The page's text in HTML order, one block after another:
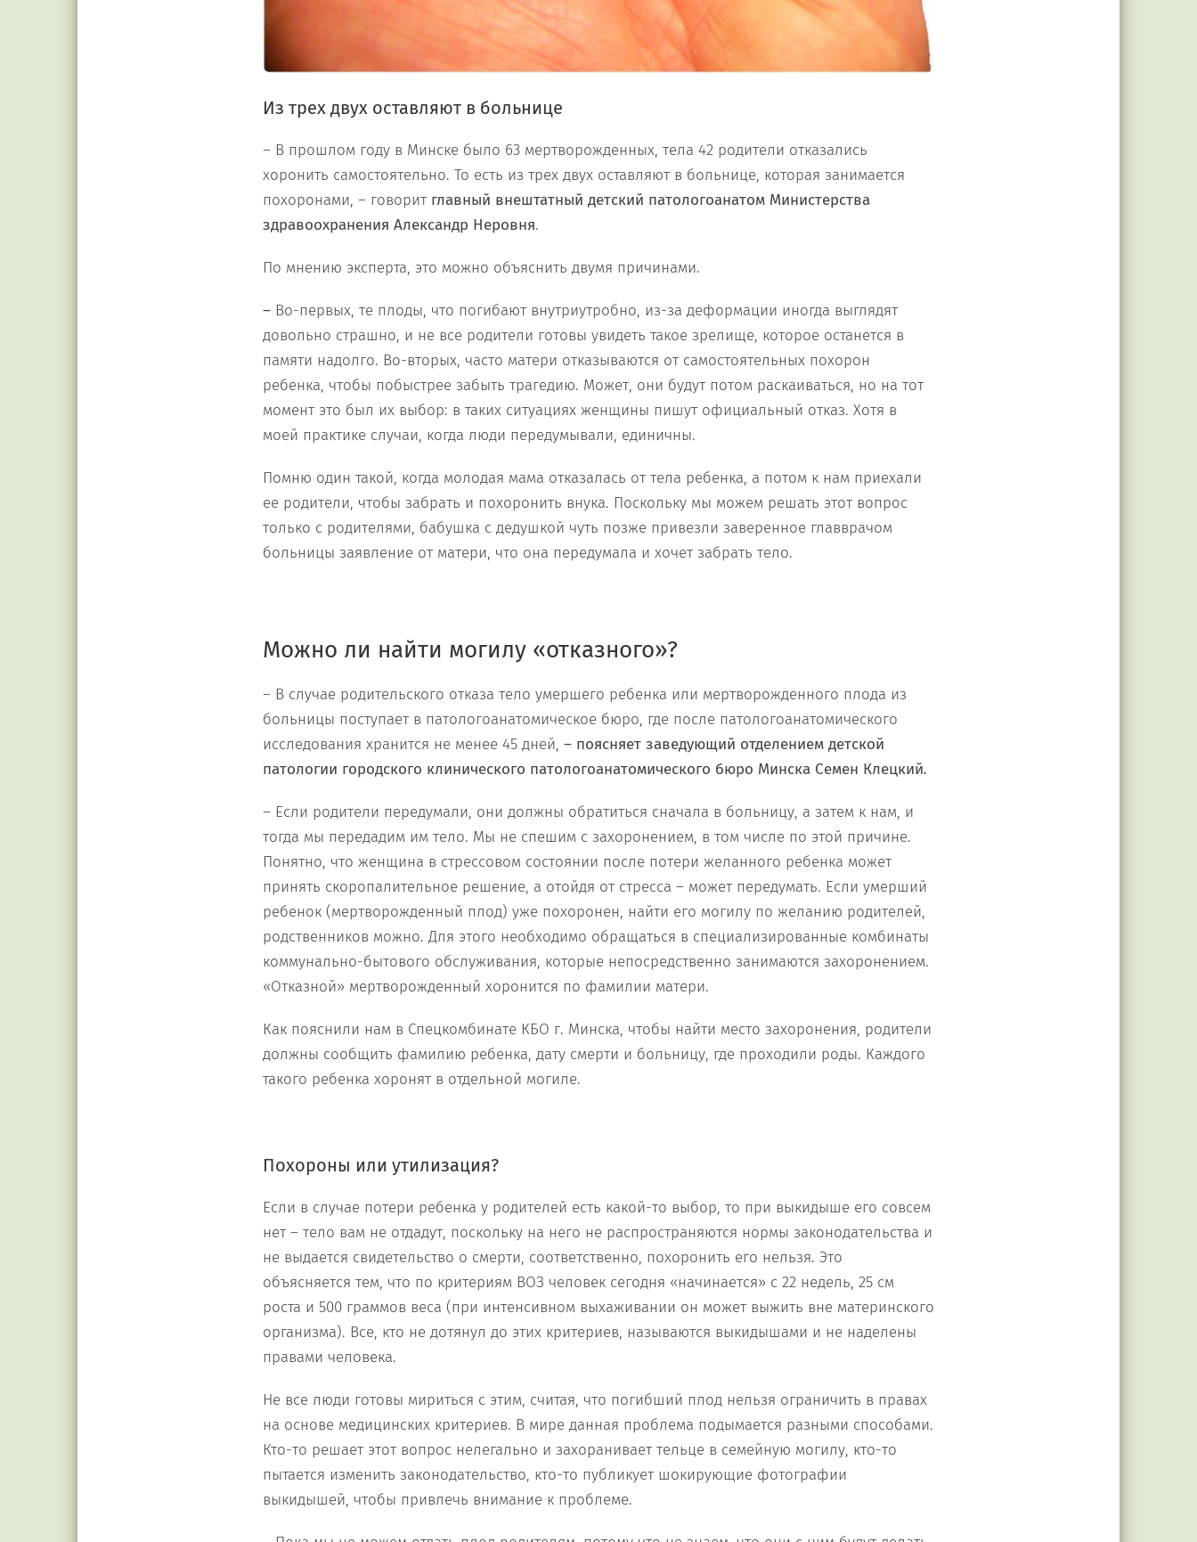
Из трех двух оставляют в больнице
– В прошлом году в Минске было 63 мертворожденных, тела 42 родители отказались
хоронить самостоятельно. То есть из трех двух оставляют в больнице, которая занимается
похоронами, – говорит главный внештатный детский патологоанатом Министерства
здравоохранения Александр Неровня.
По мнению эксперта, это можно объяснить двумя причинами.
– Во-первых, те плоды, что погибают внутриутробно, из-за деформации иногда выглядят
довольно страшно, и не все родители готовы увидеть такое зрелище, которое останется в
памяти надолго. Во-вторых, часто матери отказываются от самостоятельных похорон
ребенка, чтобы побыстрее забыть трагедию. Может, они будут потом раскаиваться, но на тот
момент это был их выбор: в таких ситуациях женщины пишут официальный отказ. Хотя в
моей практике случаи, когда люди передумывали, единичны.
Помню один такой, когда молодая мама отказалась от тела ребенка, а потом к нам приехали
ее родители, чтобы забрать и похоронить внука. Поскольку мы можем решать этот вопрос
только с родителями, бабушка с дедушкой чуть позже привезли заверенное главврачом
больницы заявление от матери, что она передумала и хочет забрать тело.
Можно ли найти могилу «отказного»?
– В случае родительского отказа тело умершего ребенка или мертворожденного плода из
больницы поступает в патологоанатомическое бюро, где после патологоанатомического
исследования хранится не менее 45 дней, – поясняет заведующий отделением детской
патологии городского клинического патологоанатомического бюро Минска Семен Клецкий.
– Если родители передумали, они должны обратиться сначала в больницу, а затем к нам, и
тогда мы передадим им тело. Мы не спешим с захоронением, в том числе по этой причине.
Понятно, что женщина в стрессовом состоянии после потери желанного ребенка может
принять скоропалительное решение, а отойдя от стресса – может передумать. Если умерший
ребенок (мертворожденный плод) уже похоронен, найти его могилу по желанию родителей,
родственников можно. Для этого необходимо обращаться в специализированные комбинаты
коммунально-бытового обслуживания, которые непосредственно занимаются захоронением.
«Отказной» мертворожденный хоронится по фамилии матери.
Как пояснили нам в Спецкомбинате КБО г. Минска, чтобы найти место захоронения, родители
должны сообщить фамилию ребенка, дату смерти и больницу, где проходили роды. Каждого
такого ребенка хоронят в отдельной могиле.
Похороны или утилизация?
Если в случае потери ребенка у родителей есть какой-то выбор, то при выкидыше его совсем
нет – тело вам не отдадут, поскольку на него не распространяются нормы законодательства и
не выдается свидетельство о смерти, соответственно, похоронить его нельзя. Это
объясняется тем, что по критериям ВОЗ человек сегодня «начинается» с 22 недель, 25 см
роста и 500 граммов веса (при интенсивном выхаживании он может выжить вне материнского
организма). Все, кто не дотянул до этих критериев, называются выкидышами и не наделены
правами человека.
Не все люди готовы мириться с этим, считая, что погибший плод нельзя ограничить в правах
на основе медицинских критериев. В мире данная проблема подымается разными способами.
Кто-то решает этот вопрос нелегально и захоранивает тельце в семейную могилу, кто-то
пытается изменить законодательство, кто-то публикует шокирующие фотографии
выкидышей, чтобы привлечь внимание к проблеме.